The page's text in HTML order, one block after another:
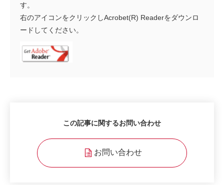
す。
右のアイコンをクリックしAcrobet(R) Readerをダウンロ
ードしてください。
この記事に関するお問い合わせ
お問い合わせ